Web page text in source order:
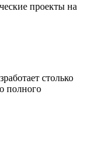
проекты на
столько
полного